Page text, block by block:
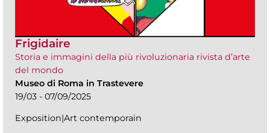
Frigidaire
Storia e immagini della più rivoluzionaria rivista d’arte
del mondo
Museo di Roma in Trastevere
19/03 - 07/09/2025
Exposition|Art contemporain